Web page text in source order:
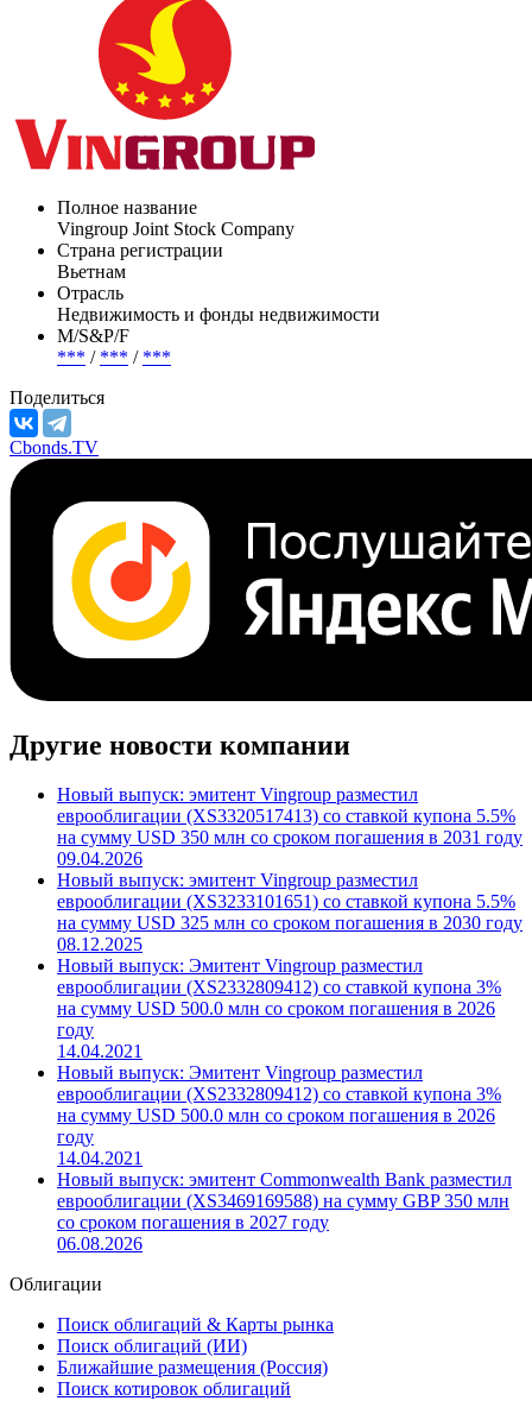
Полное название
Vingroup Joint Stock Company
Страна регистрации
Вьетнам
Отрасль
Недвижимость и фонды недвижимости
М/S&P/F
*** / *** / ***
Поделиться
Cbonds.TV
Другие новости компании
Новый выпуск: эмитент Vingroup разместил
еврооблигации (XS3320517413) со ставкой купона 5.5%
на сумму USD 350 млн со сроком погашения в 2031 году
09.04.2026
Новый выпуск: эмитент Vingroup разместил
еврооблигации (XS3233101651) со ставкой купона 5.5%
на сумму USD 325 млн со сроком погашения в 2030 году
08.12.2025
Новый выпуск: Эмитент Vingroup разместил
еврооблигации (XS2332809412) со ставкой купона 3%
на сумму USD 500.0 млн со сроком погашения в 2026
году
14.04.2021
Новый выпуск: Эмитент Vingroup разместил
еврооблигации (XS2332809412) со ставкой купона 3%
на сумму USD 500.0 млн со сроком погашения в 2026
году
14.04.2021
Новый выпуск: эмитент Commonwealth Bank разместил
еврооблигации (XS3469169588) на сумму GBP 350 млн
со сроком погашения в 2027 году
06.08.2026
Облигации
Поиск облигаций & Карты рынка
Поиск облигаций (ИИ)
Ближайшие размещения (Россия)
Поиск котировок облигаций